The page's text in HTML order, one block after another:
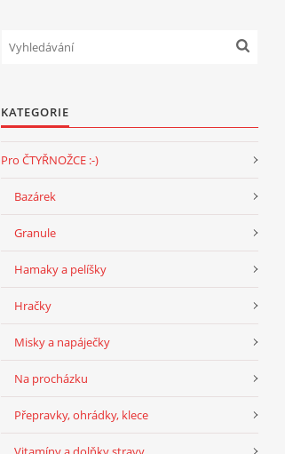
KATEGORIE
Pro ČTYŘNOŽCE :-)
Bazárek
Granule
Hamaky a pelíšky
Hračky
Misky a napáječky
Na procházku
Přepravky, ohrádky, klece